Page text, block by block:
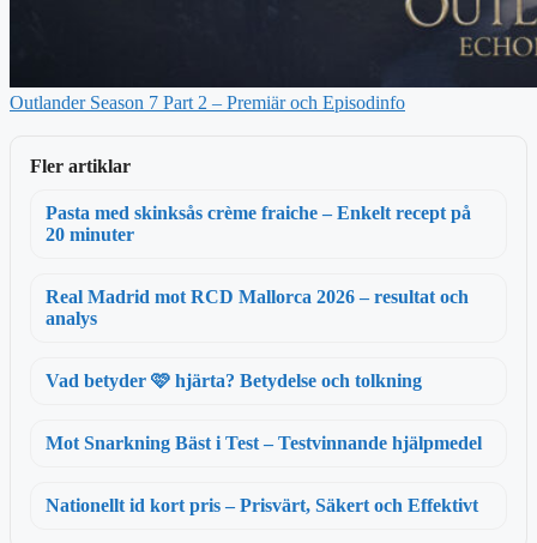
Outlander Season 7 Part 2 – Premiär och Episodinfo
Fler artiklar
Pasta med skinksås crème fraiche – Enkelt recept på
20 minuter
Real Madrid mot RCD Mallorca 2026 – resultat och
analys
Vad betyder 🩷 hjärta? Betydelse och tolkning
Mot Snarkning Bäst i Test – Testvinnande hjälpmedel
Nationellt id kort pris – Prisvärt, Säkert och Effektivt